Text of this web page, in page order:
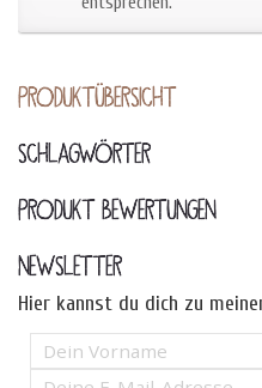
PRODUKTÜBERSICHT
SCHLAGWÖRTER
PRODUKT BEWERTUNGEN
NEWSLETTER
Hier kannst du dich zu